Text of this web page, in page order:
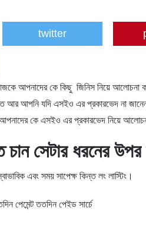
twitter
আজকে আপনাদের কে কিছু জিনিস নিয়ে
আপনি যদি এসইও এর প্রকারভেদ না
কে এসইও এর প্রকারভেদ নিয়ে
চান সেটার ধরনের
এবং সময় সাপেক্ষ কিন্ত লং লাস্টিং।
পেমেন্ট ততদিন পেইড সার্চে